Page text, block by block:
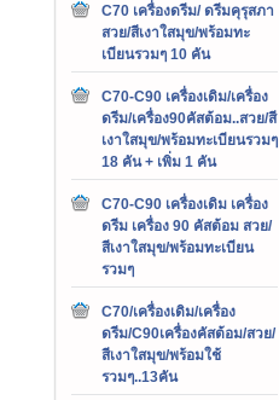
C70 เครื่องดรีม/ ดรีมคุรุสภา
สวย/สีเงาใสมุข/พร้อมทะ
เบียนรวมๆ 10 คัน
C70-C90 เครื่องเดิม/เครื่อง
ดรีม/เครื่อง90คัสต้อม..สวย/สี
เงาใสมุข/พร้อมทะเบียนรวมๆ
18 คัน + เพิ่ม 1 คัน
C70-C90 เครื่องเดิม เครื่อง
ดรีม เครื่อง 90 คัสต้อม สวย/
สีเงาใสมุข/พร้อมทะเบียน
รวมๆ
C70/เครื่องเดิม/เครื่อง
ดรีม/C90เครื่องคัสต้อม/สวย/
สีเงาใสมุข/พร้อมใช้
รวมๆ..13คัน